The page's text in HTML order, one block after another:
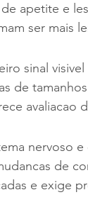
apetite e
ser mais
sinal
de
avaliacao
nervoso
de
e exige